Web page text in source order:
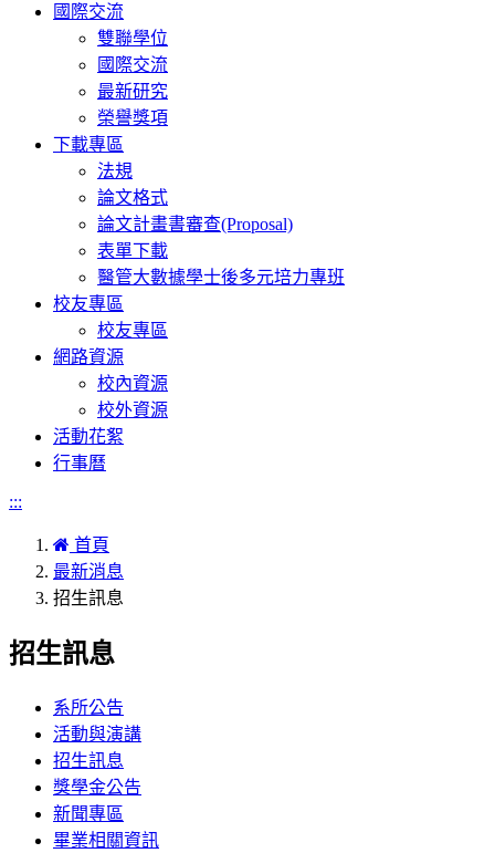
國際交流
雙聯學位
國際交流
最新研究
榮譽獎項
下載專區
法規
論文格式
論文計畫書審查(Proposal)
表單下載
醫管大數據學士後多元培力專班
校友專區
校友專區
網路資源
校內資源
校外資源
活動花絮
行事曆
:::
首頁
最新消息
招生訊息
招生訊息
系所公告
活動與演講
招生訊息
獎學金公告
新聞專區
畢業相關資訊